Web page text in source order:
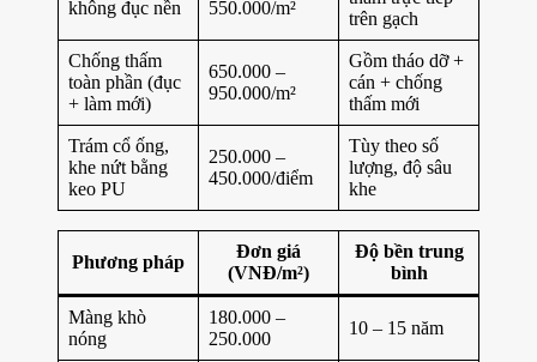
không đục nền
550.000/m²
trên gạch
Chống thấm
toàn phần (đục
+ làm mới)
650.000 –
950.000/m²
Gồm tháo dỡ +
cán + chống
thấm mới
Trám cổ ống,
khe nứt bằng
keo PU
250.000 –
450.000/điểm
Tùy theo số
lượng, độ sâu
khe
Phương pháp
Đơn giá
(VNĐ/m²)
Độ bền trung
bình
Màng khò
nóng
180.000 –
250.000
10 – 15 năm